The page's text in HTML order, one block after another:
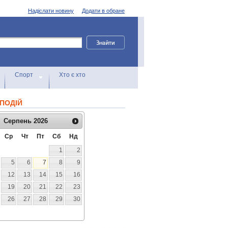
Додати в обране
Надіслати новину
Спорт Хто є хто
Серпень 2026
Ср Чт Пт Сб
Нд
1
2
5 6 7 8
9
12 13 14 15
16
19 20 21 22
23
26 27 28 29
30